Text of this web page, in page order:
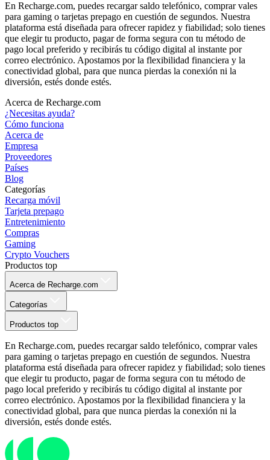
En Recharge.com, puedes recargar saldo telefónico, comprar vales
para gaming o tarjetas prepago en cuestión de segundos. Nuestra
plataforma está diseñada para ofrecer rapidez y fiabilidad; solo tienes
que elegir tu producto, pagar de forma segura con tu método de
pago local preferido y recibirás tu código digital al instante por
correo electrónico. Apostamos por la flexibilidad financiera y la
conectividad global, para que nunca pierdas la conexión ni la
diversión, estés donde estés.
Acerca de Recharge.com
¿Necesitas ayuda?
Cómo funciona
Acerca de
Empresa
Proveedores
Países
Blog
Categorías
Recarga móvil
Tarjeta prepago
Entretenimiento
Compras
Gaming
Crypto Vouchers
Productos top
Acerca de Recharge.com
Categorías
Productos top
En Recharge.com, puedes recargar saldo telefónico, comprar vales
para gaming o tarjetas prepago en cuestión de segundos. Nuestra
plataforma está diseñada para ofrecer rapidez y fiabilidad; solo tienes
que elegir tu producto, pagar de forma segura con tu método de
pago local preferido y recibirás tu código digital al instante por
correo electrónico. Apostamos por la flexibilidad financiera y la
conectividad global, para que nunca pierdas la conexión ni la
diversión, estés donde estés.